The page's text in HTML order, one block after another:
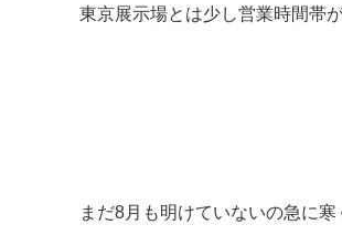
東京展示場とは少し営業時間帯
まだ8月も明けていないの急に